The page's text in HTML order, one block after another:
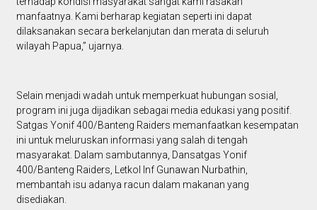
manfaatnya. Kami berharap kegiatan seperti ini dapat
dilaksanakan secara berkelanjutan dan merata di seluruh
wilayah Papua,” ujarnya.
Selain menjadi wadah untuk memperkuat hubungan sosial,
program ini juga dijadikan sebagai media edukasi yang positif.
Satgas Yonif 400/Banteng Raiders memanfaatkan kesempatan
ini untuk meluruskan informasi yang salah di tengah
masyarakat. Dalam sambutannya, Dansatgas Yonif
400/Banteng Raiders, Letkol Inf Gunawan Nurbathin,
membantah isu adanya racun dalam makanan yang
disediakan.